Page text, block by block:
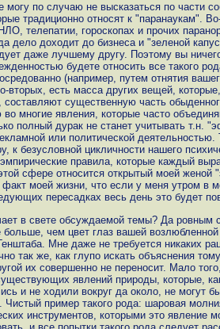
могу по случаю не высказаться по части
традиционно относят к "паранаукам".
телепатии, гороскопах и прочих
дело доходит до бизнеса и "зеленой
даже лучшему другу. Поэтому вы
будете относить все такого
(например, путем отнятия
вторых, есть масса других вещей,
составляют существенную часть
многие явления, которые часто
полный дурак не станет учитывать т.н.
или политической
к безусловной цикличности нашего
правила, которые каждый
сфере относится открытый моей женой
моей жизни, что если у меня утром в
пересадках весь день это будет
в свете обсуждаемой темы? Да ровным
больше, чем цвет глаз вашей
Мне даже не требуется никаких
так же, как глупо искать объяснения
их совершенно не переносит. Мало
явлений природы, которые,
и не ходили вокруг да около, не могут
Чистый пример такого рода: шаровая
инструментов, которыми это явление